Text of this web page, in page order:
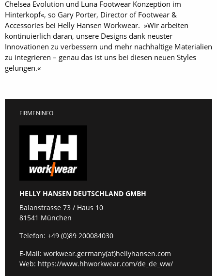
Chelsea Evolution und Luna Footwear Konzeption im
Hinterkopf«, so Gary Porter, Director of Footwear &
Accessories bei Helly Hansen Workwear. »Wir arbeiten
kontinuierlich daran, unsere Designs dank neuster
Innovationen zu verbessern und mehr nachhaltige Materialien
zu integrieren – genau das ist uns bei diesen neuen Styles
gelungen.«
FIRMENINFO
HELLY HANSEN DEUTSCHLAND GMBH
Balanstrasse 73 / Haus 10
81541 München
Telefon: +49 (0)89 200084030
E-Mail: workwear.germany(at)hellyhansen.com
Web: https://www.hhworkwear.com/de_de_ww/